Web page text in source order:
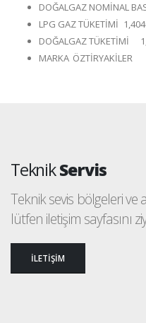
DOĞALGAZ NOMİNAL
LPG GAZ TÜKETİMİ
DOĞALGAZ TÜKETİMİ
MARKA ÖZTİRYAKİLER
TeknikServis
Teknik sevis bölgeleri ve
lütfen iletişim sayfasını
İLETİŞİM